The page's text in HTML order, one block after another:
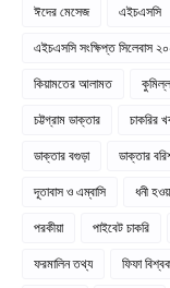
ঈদের মেসেজ
এইচএসসি
এইচএসসি সংক্ষিপ্ত সিলেবাস
কিয়ামতের আলামত
চট্টগ্রাম ডাক্তার
চাকরির
ডাক্তার বগুড়া
ডাক্তার
দূতাবাস ও এম্বাসি
ধনী
পরকীয়া
পাইবেট চাকরি
ফরমালিন তথ্য
ফিফা